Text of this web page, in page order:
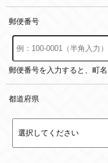
郵便番号
郵便番号を入力すると、町
都道府県